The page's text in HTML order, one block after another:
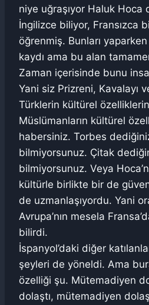
niye uğraşıyor Haluk Hoca
İngilizce biliyor, Fransızca
öğrenmiş. Bunları
kaydı ama bu alan
Zaman içerisinde bunu
Yani siz Prizreni, Kavalayı
Türklerin kültürel
Müslümanların kültürel
habersiniz. Torbes
bilmiyorsunuz. Çitak
bilmiyorsunuz. Veya
kültürle birlikte bir de
de uzmanlaşıyordu. Yani
Avrupa’nın mesela
bilirdi.
İspanyol’daki diğer
şeyleri de yöneldi. Ama
özelliği şu. Mütemadiyen
dolaştı, mütemadiyen